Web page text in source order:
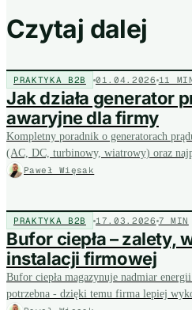
Czytaj dalej
PRAKTYKA B2B 01.04.2026 11
Jak działa generator
awaryjne dla firmy
Kompletny poradnik o generatorach
(AC, DC, turbinowy, wiatrowy) oraz
Dla firmy generator to ubezpieczenie
Paweł Więsak
PRAKTYKA B2B 17.03.2026 7 MIN
Bufor ciepła – zalety,
instalacji firmowej
Bufor ciepła magazynuje nadmiar
potrzebna - dzięki temu firma lepiej